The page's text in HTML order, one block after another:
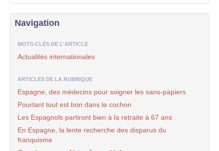
Navigation
MOTS-CLÉS DE L'ARTICLE
Actualités internationales
ARTICLES DE LA RUBRIQUE
Espagne, des médecins pour soigner les sans-papiers
Pourtant tout est bon dans le cochon
Les Espagnols partiront bien à la retraite à 67 ans
En Espagne, la lente recherche des disparus du
franquisme